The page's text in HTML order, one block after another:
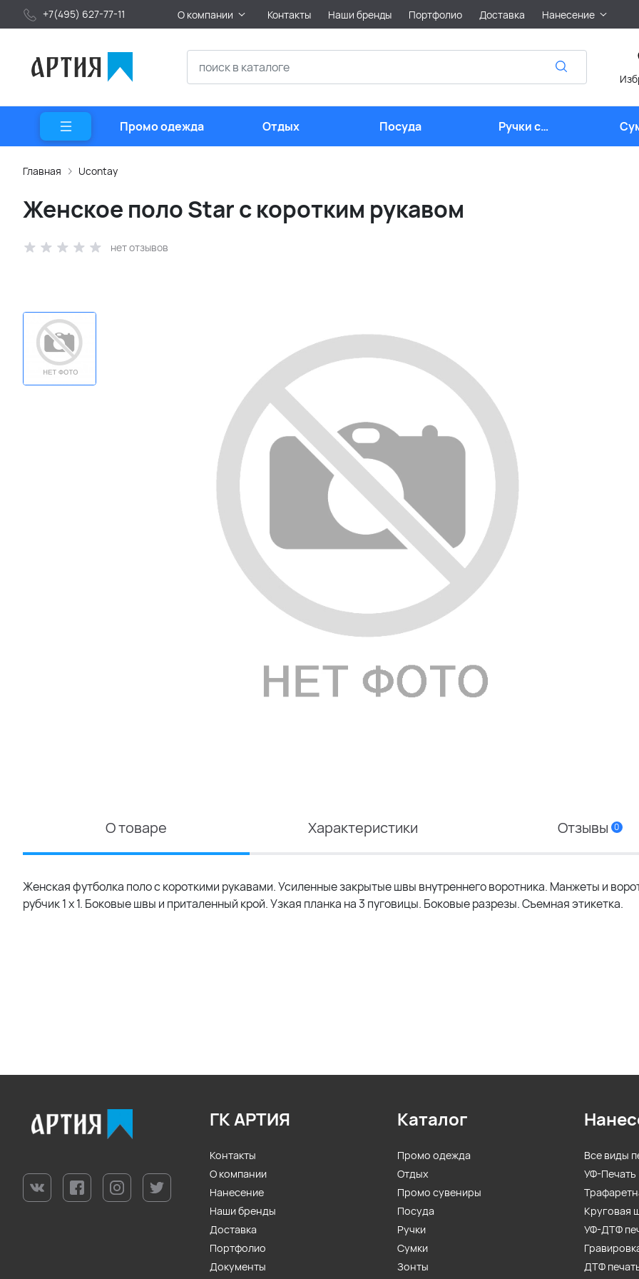
+7(495) 627-77-11 О компании Контакты Наши бренды Портфолио Доставка Нанесение
Промо одежда Отдых Посуда
Ручки с
логотипом
Главная Ucontay
Женское поло Star с коротким рукавом
нет отзывов
О товаре Характеристики Отзывы 0
Женская футболка поло с короткими рукавами. Усиленные закрытые швы внутреннего воротника. Манжеты и
рубчик 1 x 1. Боковые швы и приталенный крой. Узкая планка на 3 пуговицы. Боковые разрезы. Съемная этикетка.
ГК АРТИЯ
Контакты
О компании
Нанесение
Наши бренды
Доставка
Портфолио
Документы
Каталог
Промо одежда
Отдых
Промо сувениры
Посуда
Ручки
Сумки
Зонты
Все виды
УФ-Печать
Круговая
УФ-ДТФ
ДТФ